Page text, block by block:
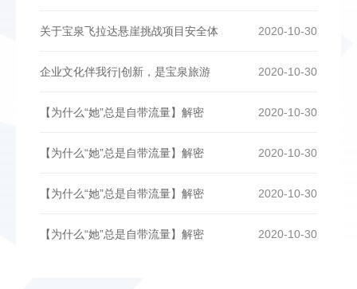
2020-10-30
关于宝泉飞拉达悬崖挑战项目安全体
2020-10-30
企业文化伴我行|创新，是宝泉旅游
2020-10-30
【为什么“她”总是自带流量】解密
2020-10-30
【为什么“她”总是自带流量】解密
2020-10-30
【为什么“她”总是自带流量】解密
2020-10-30
【为什么“她”总是自带流量】解密